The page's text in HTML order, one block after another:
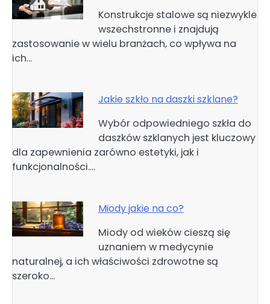
Konstrukcje stalowe są niezwykle
wszechstronne i znajdują
zastosowanie w wielu branżach, co wpływa na
ich…
Jakie szkło na daszki szklane?
Wybór odpowiedniego szkła do
daszków szklanych jest kluczowy
dla zapewnienia zarówno estetyki, jak i
funkcjonalności.…
Miody jakie na co?
Miody od wieków cieszą się
uznaniem w medycynie
naturalnej, a ich właściwości zdrowotne są
szeroko…